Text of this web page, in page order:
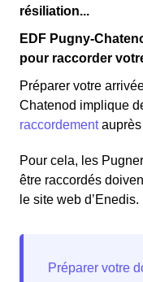
résiliation...
EDF Pugny-
pour raccorder
Préparer votre
Chatenod implique
raccordementauprès
Pour cela, les
être raccordés
le site web d’Enedis.